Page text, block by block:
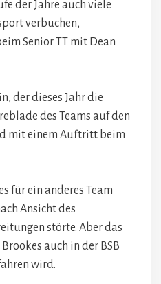
der Jahre auch viele
verbuchen,
Senior TT mit Dean
der dieses Jahr die
des Teams auf den
mit einem Auftritt beim
für ein anderes Team
Ansicht des
störte. Aber das
auch in der BSB
wird.